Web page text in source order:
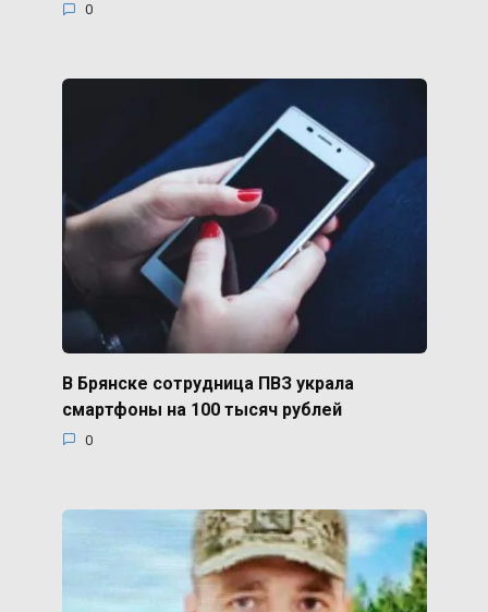
0
В Брянске сотрудница ПВЗ украла
смартфоны на 100 тысяч рублей
0